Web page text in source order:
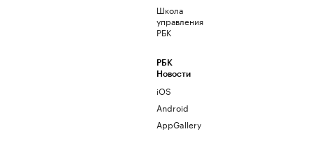
Школа
управления
РБК
РБК
Новости
iOS
Android
AppGallery